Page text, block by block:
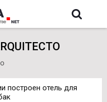
построен отель для